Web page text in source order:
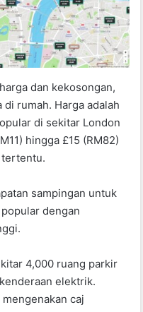
dan kekosongan,
rumah. Harga adalah
di sekitar London
hingga £15 (RM82)
sampingan untuk
dengan
4,000 ruang parkir
elektrik.
caj